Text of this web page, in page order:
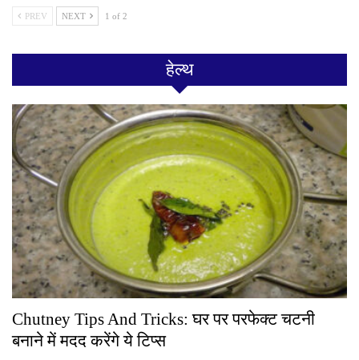
PREV NEXT 1 of 2
हेल्थ
Chutney Tips And Tricks: घर पर परफेक्ट चटनी
बनाने में मदद करेंगे ये टिप्स